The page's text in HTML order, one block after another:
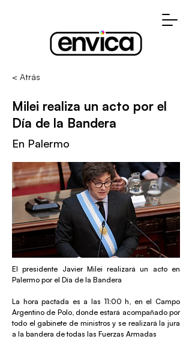
< Atrás
Milei realiza un acto por el
Día de la Bandera
En Palermo
El presidente Javier Milei realizará un acto en
Palermo por el Día de la Bandera
La hora pactada es a las 11:00 h, en el Campo
Argentino de Polo, donde estará acompañado por
todo el gabinete de ministros y se realizará la jura
a la bandera de todas las Fuerzas Armadas